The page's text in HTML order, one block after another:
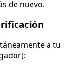
de nuevo.
a tu